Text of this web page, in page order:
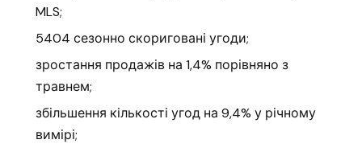
MLS;
5404 сезонно скориговані угоди;
зростання продажів на 1,4% порівняно з
травнем;
збільшення кількості угод на 9,4% у річному
вимірі;